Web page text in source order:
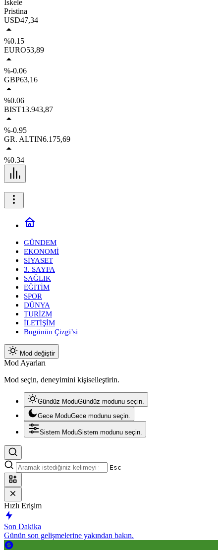
İskele
Pristina
USD47,34
%0.15
EURO53,89
%-0.06
GBP63,16
%0.06
BIST13.943,87
%-0.95
GR. ALTIN6.175,69
%0.34
GÜNDEM
EKONOMİ
SİYASET
3. SAYFA
SAĞLIK
EĞİTİM
SPOR
DÜNYA
TURİZM
İLETİŞİM
Bugünün Çizgi’si
Mod değiştir
Mod Ayarları
Mod seçin, deneyimini kişiselleştirin.
Gündüz ModuGündüz modunu seçin.
Gece ModuGece modunu seçin.
Sistem ModuSistem modunu seçin.
Esc
Hızlı Erişim
Son Dakika
Günün son gelişmelerine yakından bakın.